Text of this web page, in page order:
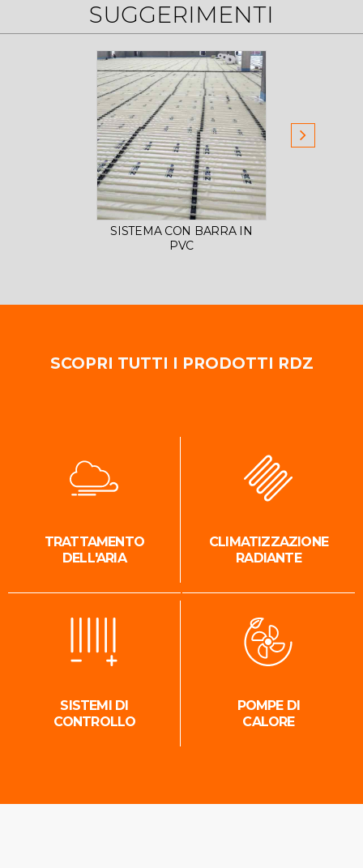
SUGGERIMENTI
SISTEMA CON BARRA IN
PVC
SCOPRI TUTTI I PRODOTTI RDZ
TRATTAMENTO
DELL'ARIA
CLIMATIZZAZIONE
RADIANTE
SISTEMI DI
CONTROLLO
POMPE DI
CALORE